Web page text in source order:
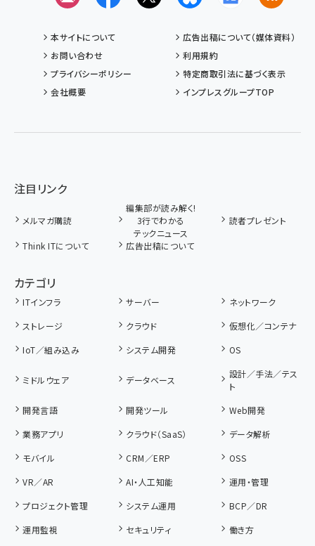
本サイトについて
広告出稿について（媒体資料）
お問い合わせ
利用規約
プライバシーポリシー
特定商取引法に基づく表示
会社概要
インプレスグループTOP
注目リンク
メルマガ購読
編集部が読み解く!
3行でわかる
テックニュース
読者プレゼント
Think ITについて 広告出稿について
カテゴリ
ITインフラ サーバー
ネットワーク
ストレージ
クラウド
仮想化／コンテナ
IoT／組み込み
システム開発 OS
ミドルウェア データベース
設計／手法／テス
ト
開発言語
開発ツール
Web開発
業務アプリ
クラウド（SaaS）
データ解析
モバイル
CRM／ERP
OSS
VR／AR
AI・人工知能
運用・管理
プロジェクト管理
システム運用
BCP／DR
運用監視
セキュリティ 働き方